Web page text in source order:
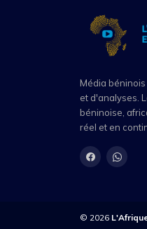
Média
et d'analyses.
béninoise,
réel et en
© 2026